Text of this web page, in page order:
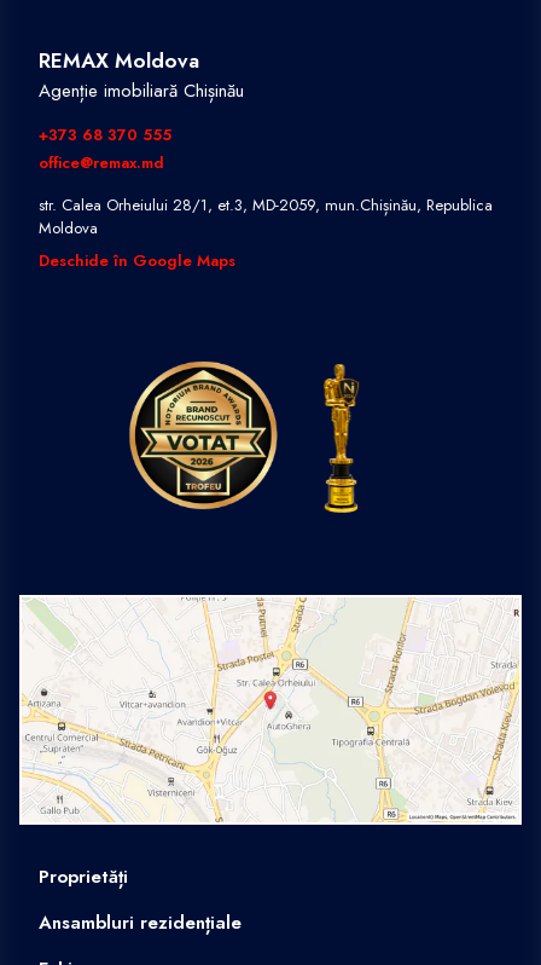
REMAX Moldova
Agenție imobiliară Chișinău
+373 68 370 555
office@remax.md
str. Calea Orheiului 28/1, et.3, MD-2059, mun.Chișinău, Republica
Moldova
Deschide în Google Maps
Proprietăți
Ansambluri rezidențiale